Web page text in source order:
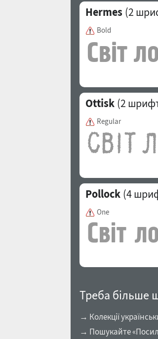
Hermes (2
Bold
Ottisk (2
Regular
Pollock (4
One
Треба більше
→ Колекції
→ Пошукайте